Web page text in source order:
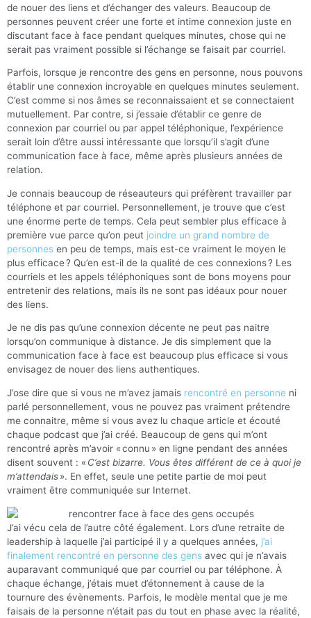
de nouer des liens et d’échanger des valeurs. Beaucoup de
personnes peuvent créer une forte et intime connexion juste en
discutant face à face pendant quelques minutes, chose qui ne
serait pas vraiment possible si l’échange se faisait par courriel.
Parfois, lorsque je rencontre des gens en personne, nous pouvons
établir une connexion incroyable en quelques minutes seulement.
C’est comme si nos âmes se reconnaissaient et se connectaient
mutuellement. Par contre, si j’essaie d’établir ce genre de
connexion par courriel ou par appel téléphonique, l’expérience
serait loin d’être aussi intéressante que lorsqu’il s’agit d’une
communication face à face, même après plusieurs années de
relation.
Je connais beaucoup de réseauteurs qui préfèrent travailler par
téléphone et par courriel. Personnellement, je trouve que c’est
une énorme perte de temps. Cela peut sembler plus efficace à
première vue parce qu’on peut joindre un grand nombre de
personnes en peu de temps, mais est-ce vraiment le moyen le
plus efficace ? Qu’en est-il de la qualité de ces connexions ? Les
courriels et les appels téléphoniques sont de bons moyens pour
entretenir des relations, mais ils ne sont pas idéaux pour nouer
des liens.
Je ne dis pas qu’une connexion décente ne peut pas naitre
lorsqu’on communique à distance. Je dis simplement que la
communication face à face est beaucoup plus efficace si vous
envisagez de nouer des liens authentiques.
J’ose dire que si vous ne m’avez jamais rencontré en personne ni
parlé personnellement, vous ne pouvez pas vraiment prétendre
me connaitre, même si vous avez lu chaque article et écouté
chaque podcast que j’ai créé. Beaucoup de gens qui m’ont
rencontré après m’avoir « connu » en ligne pendant des années
disent souvent : « C’est bizarre. Vous êtes différent de ce à quoi je
m’attendais». En effet, seule une petite partie de moi peut
vraiment être communiquée sur Internet.
J’ai vécu cela de l’autre côté également. Lors d’une retraite de
leadership à laquelle j’ai participé il y a quelques années, j’ai
finalement rencontré en personne des gens avec qui je n’avais
auparavant communiqué que par courriel ou par téléphone. À
chaque échange, j’étais muet d’étonnement à cause de la
tournure des évènements. Parfois, le modèle mental que je me
faisais de la personne n’était pas du tout en phase avec la réalité,